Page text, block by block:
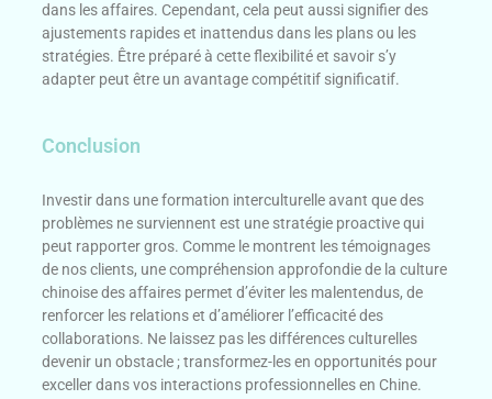
dans les affaires. Cependant, cela peut aussi signifier des
ajustements rapides et inattendus dans les plans ou les
stratégies. Être préparé à cette flexibilité et savoir s’y
adapter peut être un avantage compétitif significatif.
Conclusion
Investir dans une formation interculturelle avant que des
problèmes ne surviennent est une stratégie proactive qui
peut rapporter gros. Comme le montrent les témoignages
de nos clients, une compréhension approfondie de la culture
chinoise des affaires permet d’éviter les malentendus, de
renforcer les relations et d’améliorer l’efficacité des
collaborations. Ne laissez pas les différences culturelles
devenir un obstacle ; transformez-les en opportunités pour
exceller dans vos interactions professionnelles en Chine.